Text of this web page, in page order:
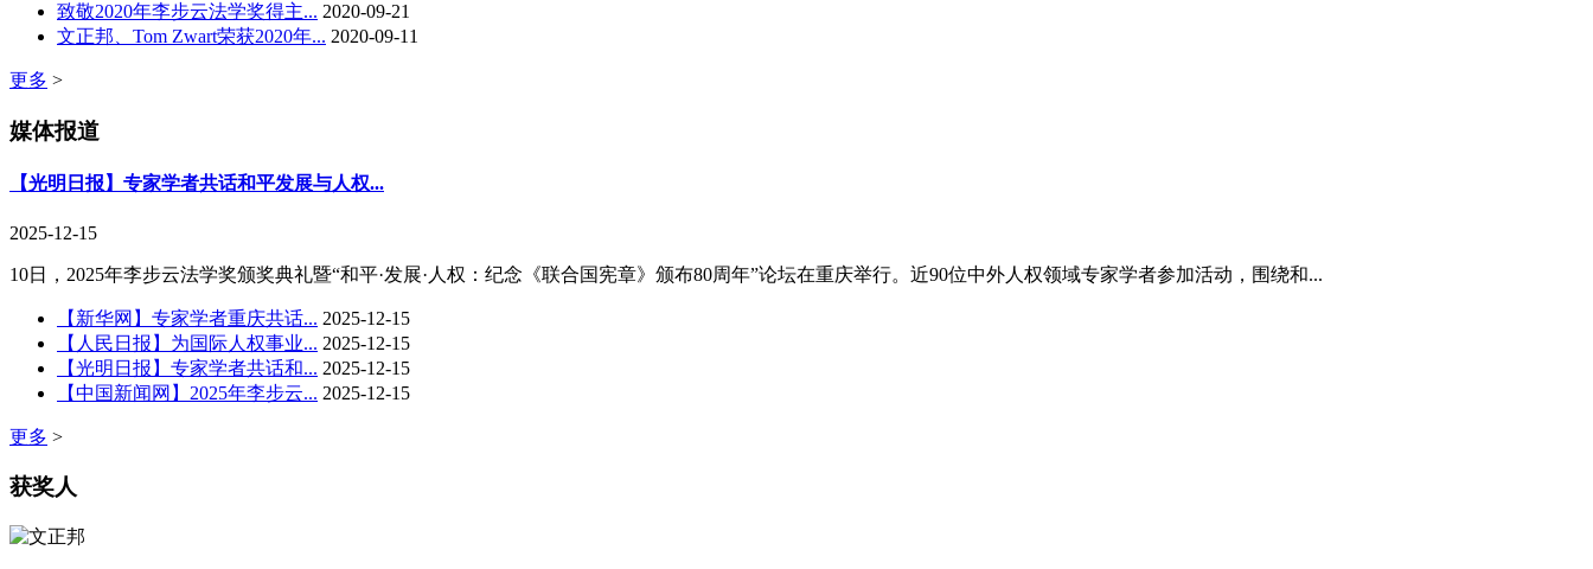
致敬2020年李步云法学奖得主... 2020-09-21
文正邦、Tom Zwart荣获2020年... 2020-09-11
更多 >
媒体报道
【光明日报】专家学者共话和平发展与人权...
2025-12-15
10日，2025年李步云法学奖颁奖典礼暨“和平·发展·人权：纪念《联合国宪章》颁布80周年”论坛在重庆举行。近90位中外人权领域专家学者参加活动，围绕和...
【新华网】专家学者重庆共话... 2025-12-15
【人民日报】为国际人权事业... 2025-12-15
【光明日报】专家学者共话和... 2025-12-15
【中国新闻网】2025年李步云... 2025-12-15
更多 >
获奖人